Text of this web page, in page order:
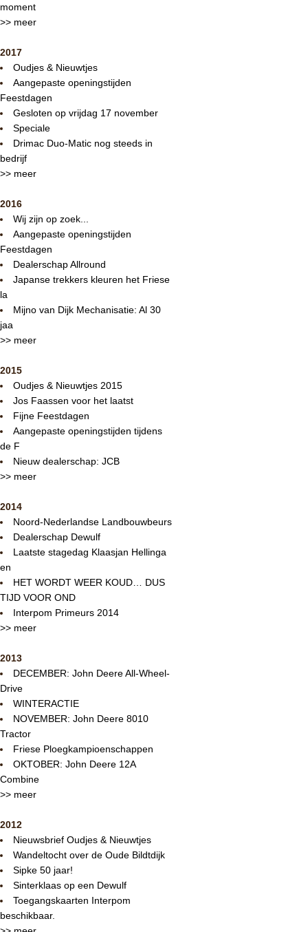
moment
>> meer
2017
Oudjes & Nieuwtjes
Aangepaste openingstijden
Feestdagen
Gesloten op vrijdag 17 november
Speciale
Drimac Duo-Matic nog steeds in
bedrijf
>> meer
2016
Wij zijn op zoek...
Aangepaste openingstijden
Feestdagen
Dealerschap Allround
Japanse trekkers kleuren het Friese
la
Mijno van Dijk Mechanisatie: Al 30
jaa
>> meer
2015
Oudjes & Nieuwtjes 2015
Jos Faassen voor het laatst
Fijne Feestdagen
Aangepaste openingstijden tijdens
de F
Nieuw dealerschap: JCB
>> meer
2014
Noord-Nederlandse Landbouwbeurs
Dealerschap Dewulf
Laatste stagedag Klaasjan Hellinga
en
HET WORDT WEER KOUD… DUS
TIJD VOOR OND
Interpom Primeurs 2014
>> meer
2013
DECEMBER: John Deere All-Wheel-
Drive
WINTERACTIE
NOVEMBER: John Deere 8010
Tractor
Friese Ploegkampioenschappen
OKTOBER: John Deere 12A
Combine
>> meer
2012
Nieuwsbrief Oudjes & Nieuwtjes
Wandeltocht over de Oude Bildtdijk
Sipke 50 jaar!
Sinterklaas op een Dewulf
Toegangskaarten Interpom
beschikbaar.